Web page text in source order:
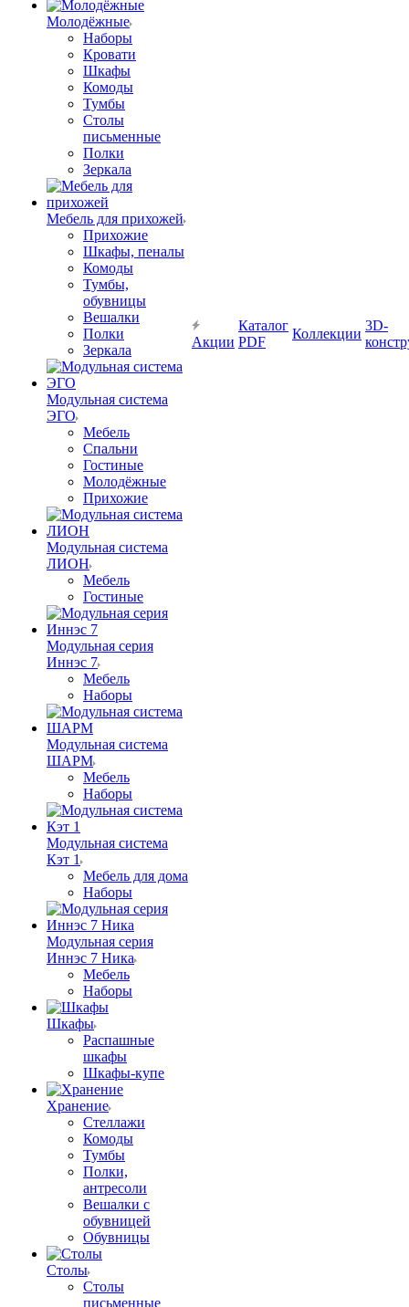
Молодёжные
Наборы
Кровати
Шкафы
Комоды
Тумбы
Столы
письменные
Полки
Зеркала
Мебель для прихожей
Прихожие
Шкафы, пеналы
Комоды
Тумбы,
обувницы
Вешалки
Полки
Зеркала
Модульная система
ЭГО
Мебель
Спальни
Гостиные
Молодёжные
Прихожие
Модульная система
ЛИОН
Мебель
Гостиные
Модульная серия
Иннэс 7
Мебель
Наборы
Модульная система
ШАРМ
Мебель
Наборы
Модульная система
Кэт 1
Мебель для дома
Наборы
Модульная серия
Иннэс 7 Ника
Мебель
Наборы
Шкафы
Распашные
шкафы
Шкафы-купе
Хранение
Стеллажи
Комоды
Тумбы
Полки,
антресоли
Вешалки с
обувницей
Обувницы
Столы
Столы
письменные
Акции
Каталог
PDF
Коллекции
3D-